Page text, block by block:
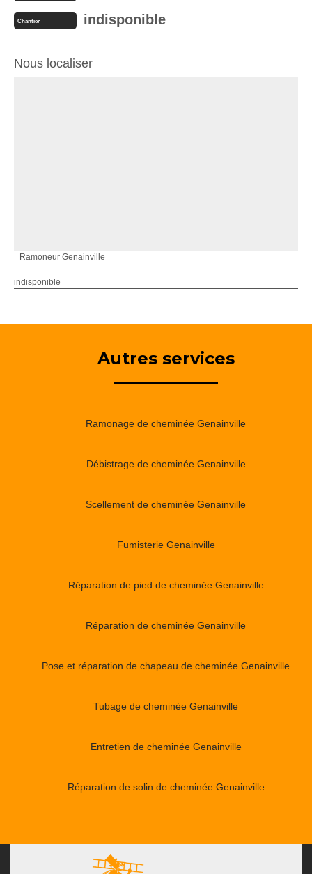
Chantier indisponible
Nous localiser
Ramoneur Genainville
indisponible
Autres services
Ramonage de cheminée Genainville
Débistrage de cheminée Genainville
Scellement de cheminée Genainville
Fumisterie Genainville
Réparation de pied de cheminée Genainville
Réparation de cheminée Genainville
Pose et réparation de chapeau de cheminée Genainville
Tubage de cheminée Genainville
Entretien de cheminée Genainville
Réparation de solin de cheminée Genainville